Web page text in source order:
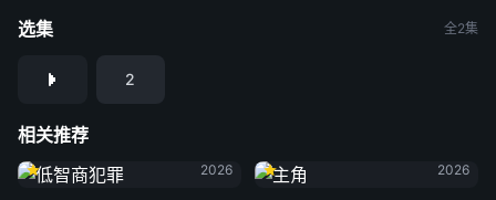
选集 全2集
2
相关推荐
低智商犯罪
2026
2026
黑袍纠察队 第五季
铁拳教育